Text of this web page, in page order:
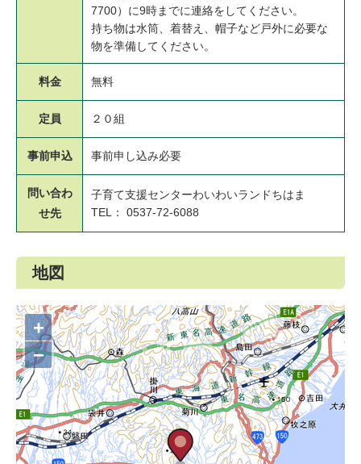
7700）に9時までに連絡をしてください。
持ち物は水筒、着替え、帽子など戸外に必要な
物を準備してください。
料金 無料
定員 ２０組
事前申込 事前申し込み必要
問い合わ
せ先
子育て支援センターわいわいランドちはま
TEL： 0537-72-6088
地図
+
−